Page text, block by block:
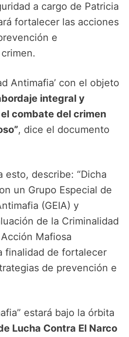
a cargo de Patricia
fortalecer las acciones
e
Antimafia’ con el objeto
integral y
combate del crimen
, dice el documento
esto, describe: “Dicha
un Grupo Especial de
(GEIA) y
de la Criminalidad
Mafiosa
finalidad de fortalecer
de prevención e
estará bajo la órbita
Lucha Contra El Narco